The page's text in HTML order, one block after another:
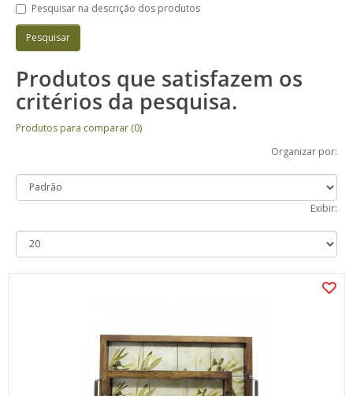
Pesquisar na descrição dos produtos
Produtos que satisfazem os
critérios da pesquisa.
Produtos para comparar (0)
Organizar por:
Exibir: